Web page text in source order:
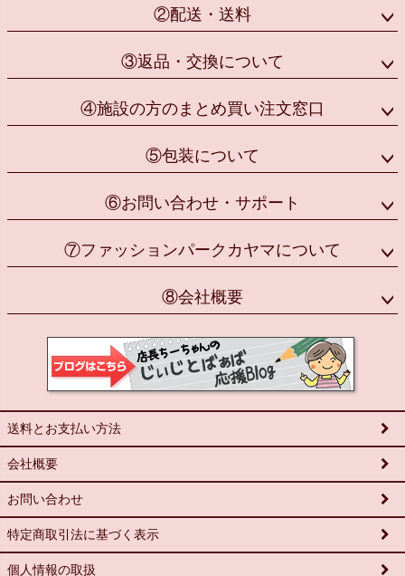
②配送・送料
③返品・交換について
④施設の方のまとめ買い注文窓口
⑤包装について
⑥お問い合わせ・サポート
⑦ファッションパークカヤマについて
⑧会社概要
送料とお支払い方法
会社概要
お問い合わせ
特定商取引法に基づく表示
個人情報の取扱